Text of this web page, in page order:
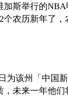
加斯举行的NBA
个农历新年了
为该州「中国
未来一年他